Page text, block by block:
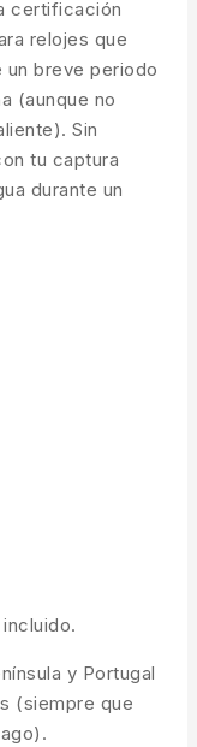
certificación
relojes que
un breve periodo
(aunque no
Sin
tu captura
durante un
y Portugal
(siempre que